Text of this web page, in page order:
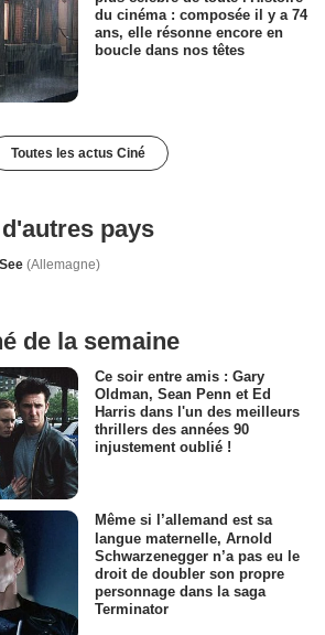
du cinéma : composée il y a 74
ans, elle résonne encore en
boucle dans nos têtes
Toutes les actus Ciné
pays
(Allemagne)
de la semaine
Ce soir entre amis : Gary
Oldman, Sean Penn et Ed
Harris dans l'un des meilleurs
thrillers des années 90
injustement oublié !
Même si l’allemand est sa
langue maternelle, Arnold
Schwarzenegger n’a pas eu le
droit de doubler son propre
personnage dans la saga
Terminator